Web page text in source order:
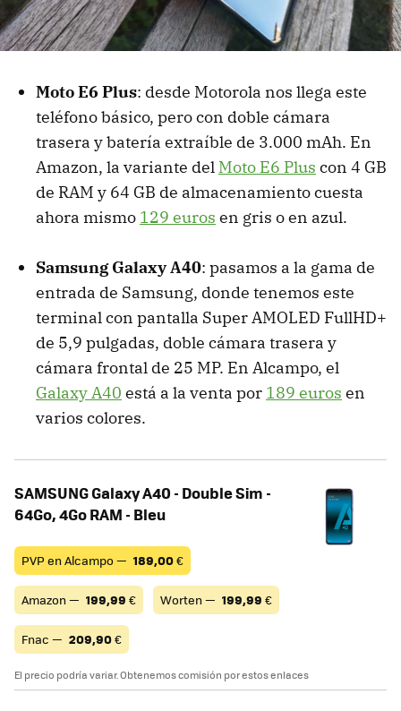
Moto E6 Plus: desde Motorola nos llega este
teléfono básico, pero con doble cámara
trasera y batería extraíble de 3.000 mAh. En
Amazon, la variante del Moto E6 Plus con 4 GB
de RAM y 64 GB de almacenamiento cuesta
ahora mismo 129 euros en gris o en azul.
Samsung Galaxy A40: pasamos a la gama de
entrada de Samsung, donde tenemos este
terminal con pantalla Super AMOLED FullHD+
de 5,9 pulgadas, doble cámara trasera y
cámara frontal de 25 MP. En Alcampo, el
Galaxy A40 está a la venta por 189 euros en
varios colores.
SAMSUNG Galaxy A40 - Double Sim -
64Go, 4Go RAM - Bleu
PVP en Alcampo — 189,00€
Amazon — 199,99 € Worten — 199,99 €
Fnac — 209,90€
El precio podría variar. Obtenemos comisión por estos enlaces